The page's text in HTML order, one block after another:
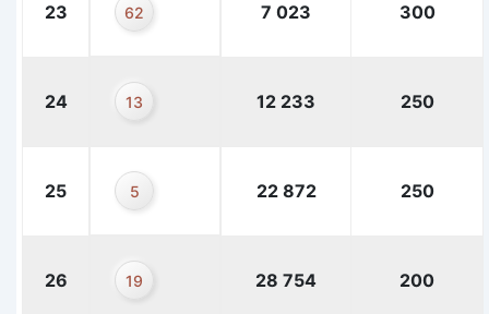
23 62 7 023 300
24 13 12 233 250
25 5 22 872 250
26 19 28 754 200